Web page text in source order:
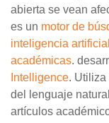
abierta se vean
es un motor de
inteligencia artificial
académicas.
Intelligence. Utiliza
del lenguaje
artículos